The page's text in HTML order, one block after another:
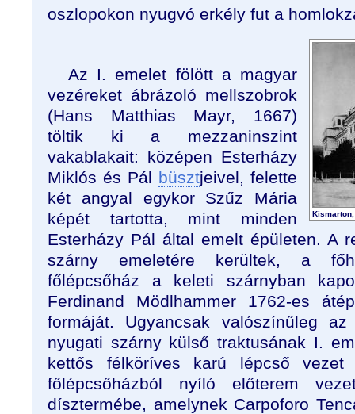
oszlopokon nyugvó erkély fut a
Az I. emelet fölött a magyar
vezéreket ábrázoló mellszobrok
(Hans Matthias Mayr, 1667)
töltik ki a mezzaninszint
vakablakait: középen Esterházy
Miklós és Pál büsztjeivel, felette
két angyal egykor Szűz Mária
képét tartotta, mint minden
Esterházy Pál által emelt épületen. A
szárny emeletére kerültek, a
főlépcsőház a keleti szárnyban
Ferdinand Mödlhammer 1762-es
formáját. Ugyancsak valószínűleg
nyugati szárny külső traktusának I.
kettős félköríves karú lépcső
főlépcsőházból nyíló előterem
dísztermébe, amelynek Carpoforo